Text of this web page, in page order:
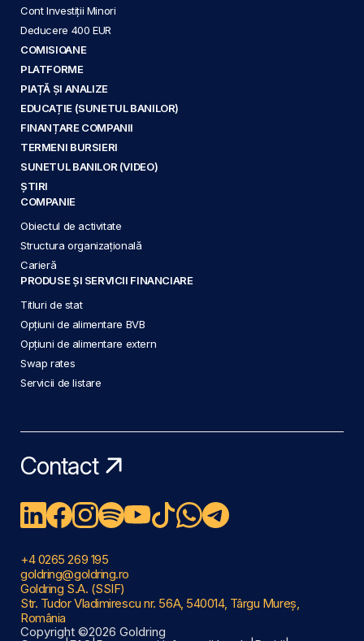
Cont Investiții Minori
Deducere 400 EUR
COMISIOANE
PLATFORME
PIAȚĂ ȘI ANALIZE
EDUCAȚIE (SUNETUL BANILOR)
FINANȚARE COMPANII
TERMENI BURSIERI
SUNETUL BANILOR (VIDEO)
ȘTIRI
COMPANIE
Obiectul de activitate
Structura organizațională
Carieră
PRODUSE ȘI SERVICII FINANCIARE
Titluri de stat
Opțiuni de alimentare BVB
Opțiuni de alimentare extern
Swap rates
Servicii de listare
Contact
+4 0265 269 195
goldring@goldring.ro
Goldring S.A. (SSIF)
Str. Tudor Vladimirescu nr. 56A, 540014, Târgu Mureș,
România
Copyright ©2026 Goldring